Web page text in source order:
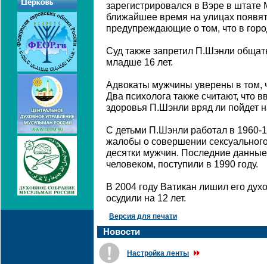
зарегистрировался в Вэре в штате
ближайшее время на улицах
предупреждающие о том, что в
Суд также запретил П.Шэнли
младше 16 лет.
Адвокаты мужчины уверены в том,
Два психолога также считают, что
здоровья П.Шэнли вряд ли пойдет
C детьми П.Шэнли работал в 1960-
жалобы о совершении
десятки мужчин. Последние
человеком, поступили в 1990 году.
В 2004 году Ватикан лишил его
осудили на 12 лет.
Версия для печати
Новости
Настройка ленты